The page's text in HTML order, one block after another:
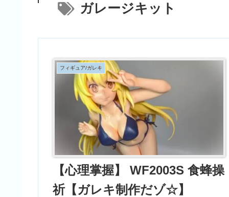
ガレージキット
フィギュア/ガレキ
【心理掌握】 WF2003S 食蜂操
祈【ガレキ制作だゾ☆】